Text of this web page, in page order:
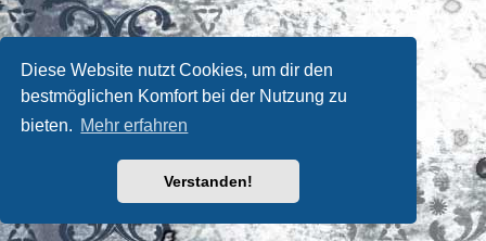
Diese Website nutzt Cookies, um dir den
bestmöglichen Komfort bei der Nutzung zu
bieten. Mehr erfahren
Verstanden!